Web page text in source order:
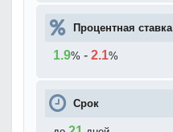
Процентная ставка
1.9% - 2.1%
Срок